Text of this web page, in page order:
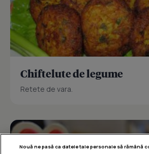
Chiftelute de legume
Retete de vara.
Nouă ne pasă ca datele tale personale să rămână